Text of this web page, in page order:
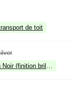
de toit
(finition brillante)